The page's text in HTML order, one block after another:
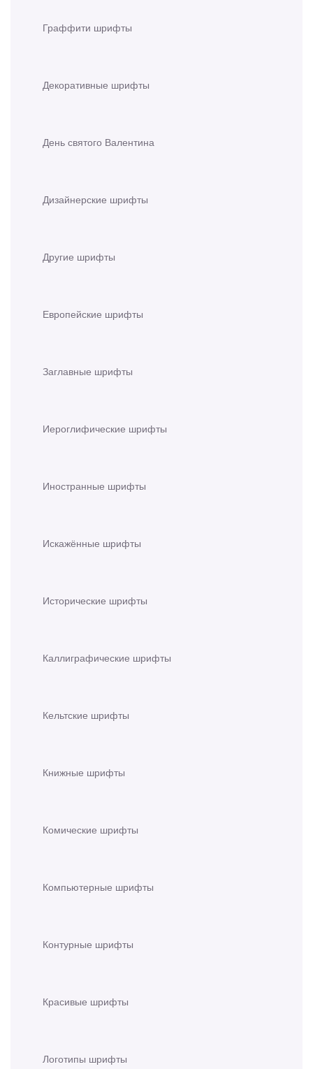
Граффити шрифты
Декоративные шрифты
День святого Валентина
Дизайнерские шрифты
Другие шрифты
Европейские шрифты
Заглавные шрифты
Иероглифические шрифты
Иностранные шрифты
Искажённые шрифты
Исторические шрифты
Каллиграфические шрифты
Кельтские шрифты
Книжные шрифты
Комические шрифты
Компьютерные шрифты
Контурные шрифты
Красивые шрифты
Логотипы шрифты